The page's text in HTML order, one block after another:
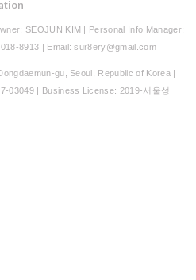
SEOJUN KIM | Personal Info Manager:
8913 | Email: sur8ery@gmail.com
gu, Seoul, Republic of Korea |
03049| Business License: 2019-서울성